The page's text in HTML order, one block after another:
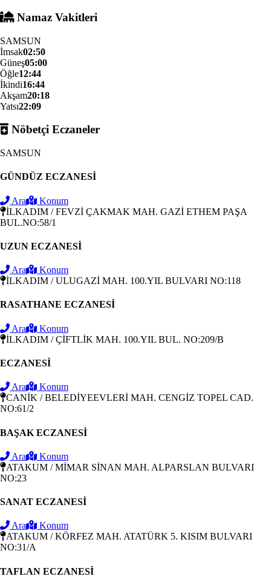
Namaz Vakitleri
SAMSUN
İmsak02:50
Güneş05:00
Öğle12:44
İkindi16:44
Akşam20:18
Yatsı22:09
Nöbetçi Eczaneler
SAMSUN
GÜNDÜZ ECZANESİ
Ara
Konum
İLKADIM / FEVZİ ÇAKMAK MAH. GAZİ ETHEM PAŞA
BUL.NO:58/1
UZUN ECZANESİ
Ara
Konum
İLKADIM / ULUGAZİ MAH. 100.YIL BULVARI NO:118
RASATHANE ECZANESİ
Ara
Konum
İLKADIM / ÇİFTLİK MAH. 100.YIL BUL. NO:209/B
ECZANESİ
Ara
Konum
CANİK / BELEDİYEEVLERİ MAH. CENGİZ TOPEL CAD.
NO:61/2
BAŞAK ECZANESİ
Ara
Konum
ATAKUM / MİMAR SİNAN MAH. ALPARSLAN BULVARI
NO:23
SANAT ECZANESİ
Ara
Konum
ATAKUM / KÖRFEZ MAH. ATATÜRK 5. KISIM BULVARI
NO:31/A
TAFLAN ECZANESİ